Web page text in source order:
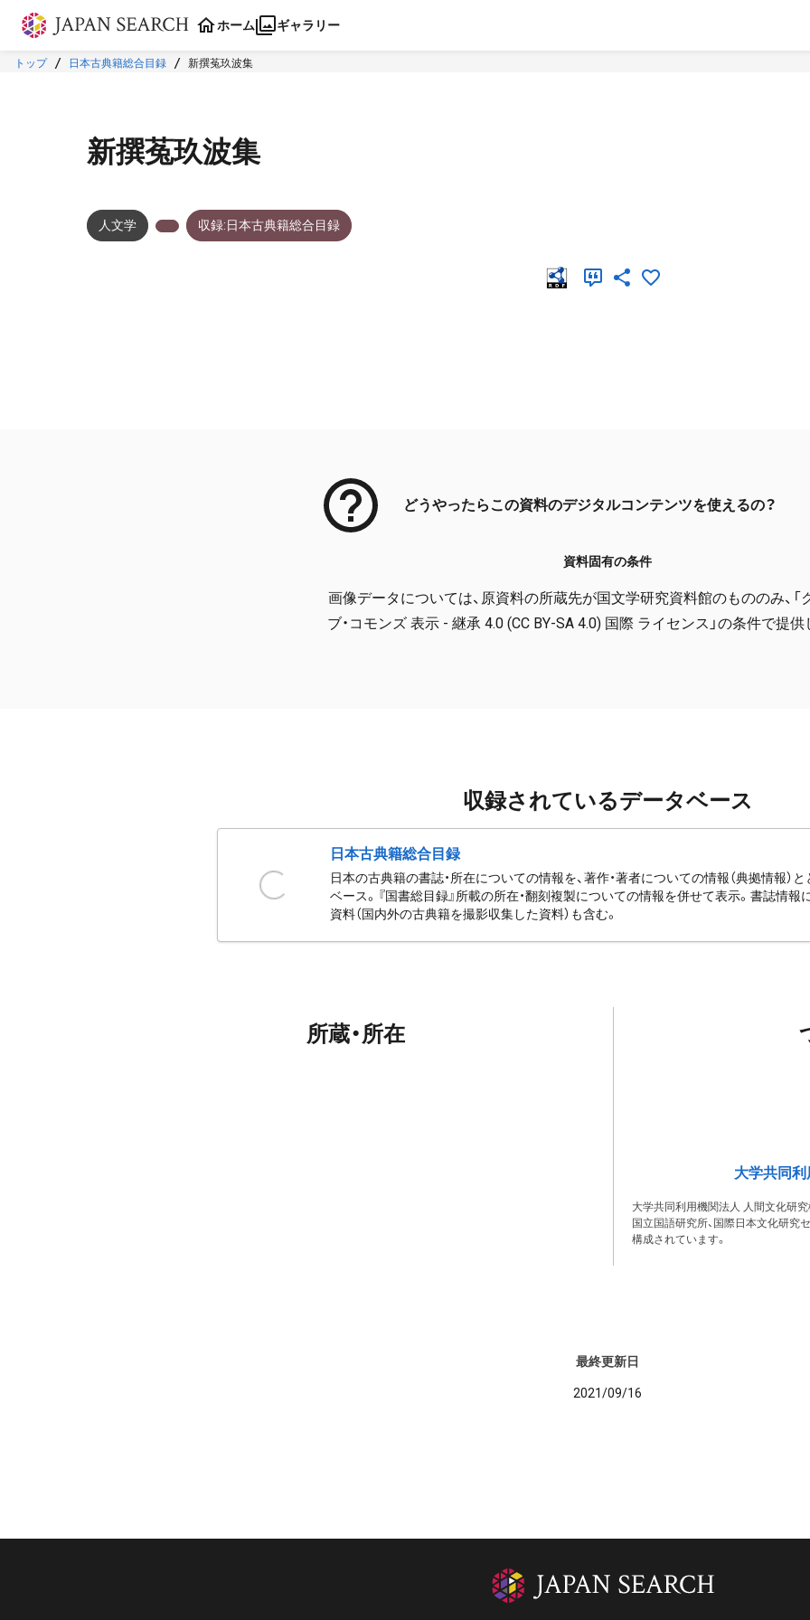
本文に飛ぶ
ホーム ギャラリー
トップ 日本古典籍総合目録 新撰菟玖波集
新撰菟玖波集
人文学 収録:日本古典籍総合目録
どうやったらこの資料のデジタルコンテンツを使えるの？
資料固有の条件
画像データについては、原資料の所蔵先が国文学研究資料館のもののみ、「
ブ・コモンズ 表示 - 継承 4.0 (CC BY-SA 4.0) 国際 ライセンス」の条件で提供
収録されているデータベース
日本古典籍総合目録
日本の古典籍の書誌・所在についての情報を、著作・著者についての情報（典拠情報）
ベース。『国書総目録』所載の所在・翻刻複製についての情報を併せて表示。書誌情報
資料（国内外の古典籍を撮影収集した資料）も含む。
所蔵・所在
大学共同
大学共同利用機関法人 人間文化研究
国立国語研究所、国際日本文化研究
構成されています。
最終更新日
2021/09/16